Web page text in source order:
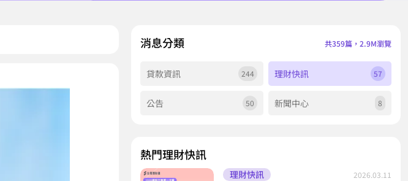
消息分類 共359篇，2.9M瀏覽
貸款資訊 244 理財快訊 57
公告 50 新聞中心 8
熱門理財快訊
理財快訊 2026.03.11